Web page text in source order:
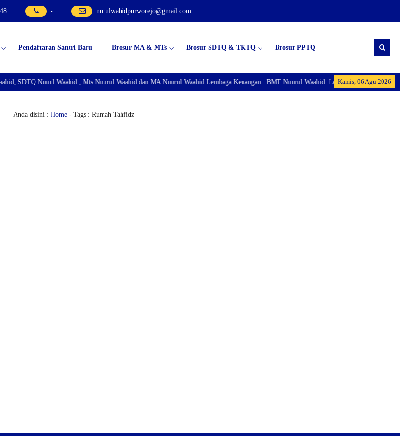
48 - nurulwahidpurworejo@gmail.com
Pendaftaran Santri Baru Brosur MA & MTs Brosur SDTQ & TKTQ Brosur PPTQ
Kamis, 06 Agu 2026
Nuuul Waahid , Mts Nuurul Waahid dan MA Nuurul Waahid.Lembaga Keuangan : BMT Nuurul Waahid. Lembaga Ekonomi :
Anda disini : Home- Tags : Rumah Tahfidz